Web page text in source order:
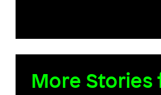
More Stories